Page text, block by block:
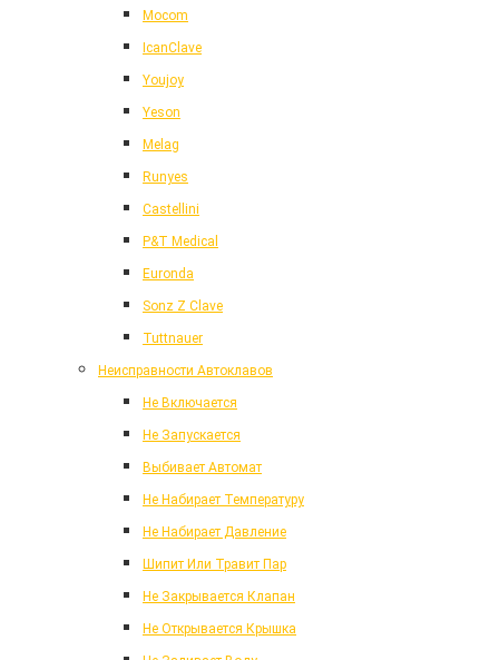
Mocom
IcanClave
Youjoy
Yeson
Melag
Runyes
Castellini
P&T Medical
Euronda
Sonz Z Clave
Tuttnauer
Неисправности Автоклавов
Не Включается
Не Запускается
Выбивает Автомат
Не Набирает Температуру
Не Набирает Давление
Шипит Или Травит Пар
Не Закрывается Клапан
Не Открывается Крышка